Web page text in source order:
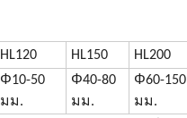
HL120 HL150 HL200
Φ10-50
มม.
Φ40-80
มม.
Φ60-150
มม.